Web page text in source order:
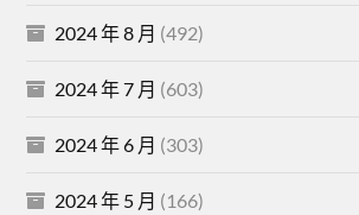
2024 年 8 月 (492)
2024 年 7 月 (603)
2024 年 6 月 (303)
2024 年 5 月 (166)